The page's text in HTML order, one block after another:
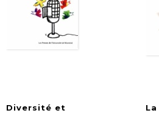
Diversité et